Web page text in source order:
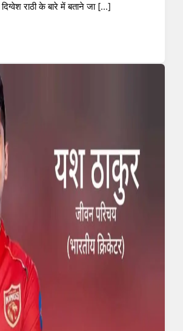
राठी के बारे में बताने जा […]